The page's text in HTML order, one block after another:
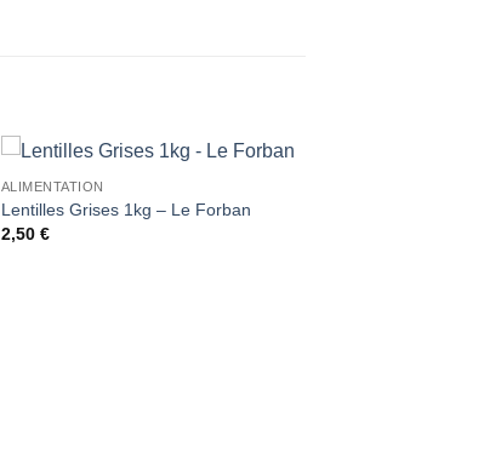
à la liste
ALIMENTATION
Lentilles Grises 1kg – Le Forban
2,50 €